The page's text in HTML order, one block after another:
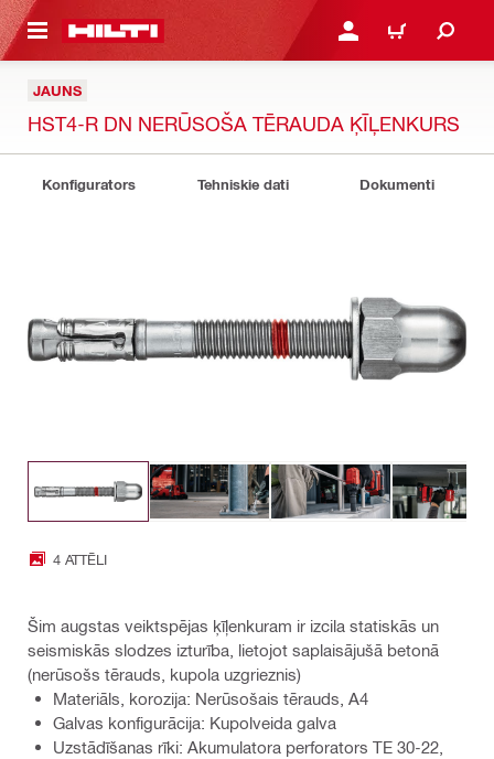
SATURU PIESLĒGTIES VAI
IEPIRKŠANĀS
JAUNS
HST4-R DN NERŪSOŠA TĒRAUDA ĶĪĻENKURS
Konfigurators Tehniskie dati Dokumenti
4 ATTĒLI
Šim augstas veiktspējas ķīļenkuram ir izcila statiskās un
seismiskās slodzes izturība, lietojot saplaisājušā betonā
(nerūsošs tērauds, kupola uzgrieznis)
Materiāls, korozija: Nerūsošais tērauds, A4
Galvas konfigurācija: Kupolveida galva
Uzstādīšanas rīki: Akumulatora perforators TE 30-22,